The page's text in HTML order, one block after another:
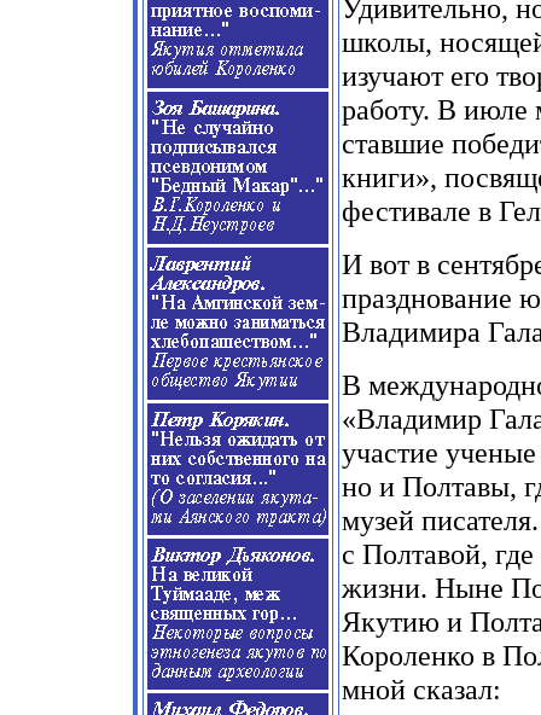
Удивительно,
школы,
изучают его
работу. В июле
ставшие
книги»,
фестивале в
И вот в
празднование
Владимира
В
«Владимир
участие
но и Полтавы,
музей
с Полтавой,
жизни. Ныне
Якутию и
Короленко в
мной сказал: